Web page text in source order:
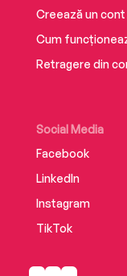
Creează un cont
Cum
Retragere din
Social Media
Facebook
LinkedIn
Instagram
TikTok